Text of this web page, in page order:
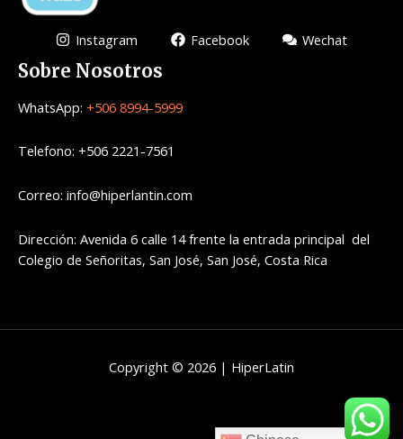
Instagram Facebook Wechat
Sobre Nosotros
WhatsApp: +506 8994-5999
Telefono: +506 2221-7561
Correo: info@hiperlantin.com
Dirección: Avenida 6 calle 14 frente la entrada principal del
Colegio de Señoritas, San José, San José, Costa Rica
Copyright © 2026 | HiperLatin